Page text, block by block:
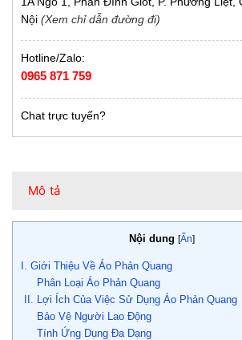
Nội (Xem chỉ dẫn đường đi)
Hotline/Zalo:
0965 871 759
Chat trực tuyến?
Mô tả
Nội dung [Ẩn]
I. Giới Thiệu Về Áo Phản Quang
Phân Loại Áo Phản Quang
II. Lợi Ích Của Việc Sử Dụng Áo Phản Quang
Bảo Vệ Người Lao Động
Tính Ứng Dụng Đa Dạng